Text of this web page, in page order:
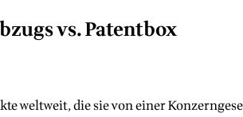
vs. Patentbox
weltweit, die sie von einer